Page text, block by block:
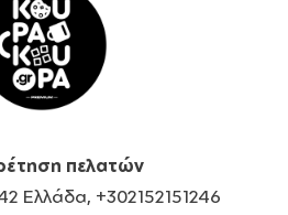
πελατών
Ελλάδα, +302152151246